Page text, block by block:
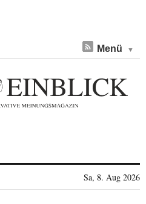
Menü
Sa, 8. Aug 2026